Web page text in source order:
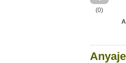
E-mail
Címzett
Ha van
(0)